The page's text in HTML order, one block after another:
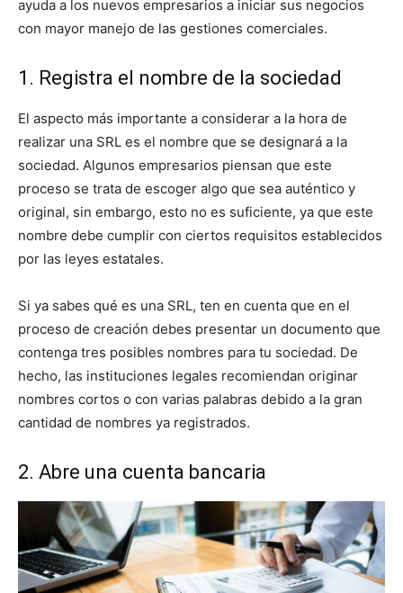
ayuda a los nuevos empresarios a iniciar sus negocios
con mayor manejo de las gestiones comerciales.
1. Registra el nombre de la sociedad
El aspecto más importante a considerar a la hora de
realizar una SRL es el nombre que se designará a la
sociedad. Algunos empresarios piensan que este
proceso se trata de escoger algo que sea auténtico y
original, sin embargo, esto no es suficiente, ya que este
nombre debe cumplir con ciertos requisitos establecidos
por las leyes estatales.
Si ya sabes qué es una SRL, ten en cuenta que en el
proceso de creación debes presentar un documento que
contenga tres posibles nombres para tu sociedad. De
hecho, las instituciones legales recomiendan originar
nombres cortos o con varias palabras debido a la gran
cantidad de nombres ya registrados.
2. Abre una cuenta bancaria